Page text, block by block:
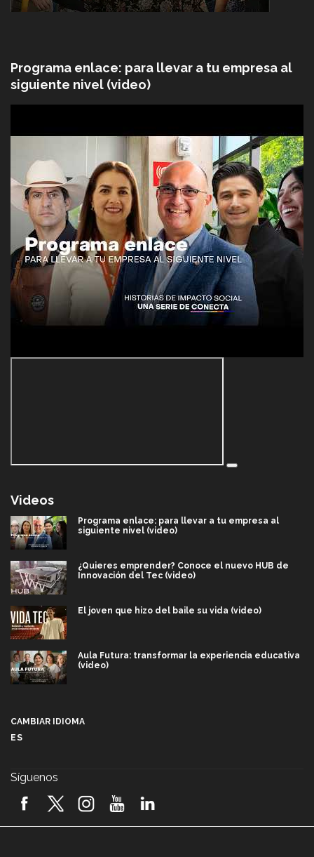
Programa enlace: para llevar a tu empresa al
siguiente nivel (video)
Videos
Programa enlace: para llevar a tu empresa al
siguiente nivel (video)
¿Quieres emprender? Conoce el nuevo HUB de
Innovación del Tec (video)
El joven que hizo del baile su vida (video)
Aula Futura: transformar la experiencia educativa
(video)
2026! (video)
CAMBIAR IDIOMA
ES
Síguenos